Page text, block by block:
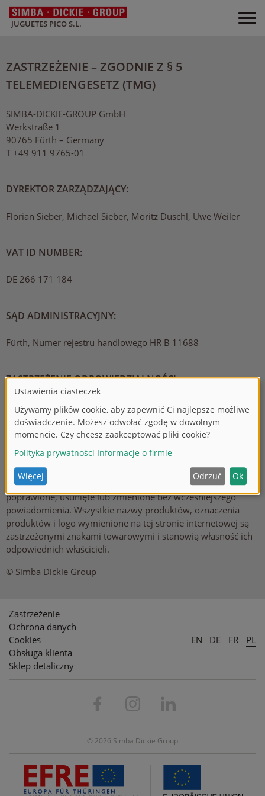
JUGUETES PICO S.L.
ZASTRZEŻENIE – ZGODNIE Z § 5
TELEMEDIENGESETZ (TMG)
SIMBA-DICKIE-GROUP GmbH
Werkstraße 1
90765 Fürth – Germany
T +49 911 9765-01
DYREKTOR ZARZĄDZAJĄCY:
Florian Sieber, Michael Sieber, Moritz Duschl, Uwe Weiler
VAT ID NUMBER:
DE 266 171 184
SĄD ADMINISTRACYJNY:
Fürth, Numer rejestru handlowego HR B 11688
ZASTRZEŻENIE ODPOWIEDZIALNOŚCI
Informacje podane na tej stronie zostały starannie
sprawdzone i są regularnie aktualizowane. Nie można jednak
zagwarantować, że wszystkie informacje są kompletne,
szczególności wszystkich linków do innych stron
internetowych, do których istnieją bezpośrednie lub
pośrednie odniesienia. Wszystkie informacje mogą zostać
poprawione, usunięte lub zmienione bez wcześniejszego
powiadomienia. Wszystkie nazwy produktów, oznaczenia
produktów i logo wymienione na tej stronie internetowej są
zastrzeżonymi znakami towarowymi i stanowią własność ich
odpowiednich właścicieli.
© Simba Dickie Group
Zastrzeżenie
Ochrona danych
Cookies
Obsługa klienta
Sklep detaliczny
EN DE FR PL
© 2026 Simba Dickie Group